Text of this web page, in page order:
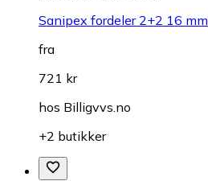
Sanipex fordeler 2+2 16 mm
fra
721 kr
hos Billigvvs.no
+2 butikker